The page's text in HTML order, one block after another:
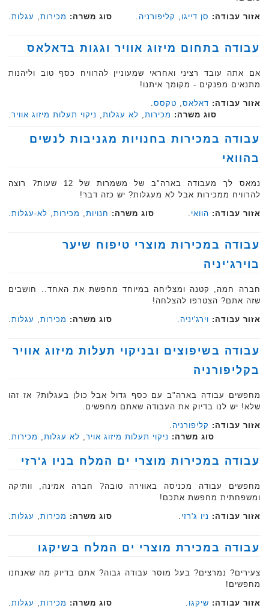
אזור עבודה: סן דייגו קליפורניה סוג משרה: מכירות, עגלות.
עבודה בתחום מיזוג אוויר וגגות בדאלאס
אם אתה עובד רציני ואחראי שמעוניין להרוויח כסף טוב וליהנות
מתנאים מפנקים - מקומך איתנו!
אזור עבודה: דאלאס טקסס
סוג משרה: מכירות, לא עגלות, ניקוי תעלות מיזוג אוויר.
עבודה במכירות בחנויות מגניבות לנשים
בהוואי
נמאס לך מעבודה בארה"ב של משמרות של 12 שעות? רוצה
להרוויח ממכירות אבל לא מעגלות? יש כזה דבר!
אזור עבודה: הוואי סוג משרה: חנויות, מכירות, לא-עגלות.‏‏
עבודה במכירות מוצרי טיפוח שיער
בוירג'יניה
חברה חמה, קטנה ומצליחה במיוחד מחפשת את האחד.. חושבים
שזה אתם? הצטרפו להצלחה!
אזור עבודה: וירג'יניה סוג משרה: מכירות, עגלות.‏‏
עבודה בשיפוצים ובניקוי תעלות מיזוג אוויר
בקליפורניה
מחפשים עבודה בארה"ב עם כסף גדול אבל כולן בעגלות? אז זהו
שלא! יש לנו בדיוק את העבודה שאתם מחפשים.
אזור עבודה: קליפורניה
סוג משרה: ניקוי תעלות מיזוג אויר, לא עגלות, מכירות.
עבודה במכירות מוצרי ים המלח בניו ג'רזי
מחפשים עבודה מכניסה באווירה טובה? חברה אמינה, וותיקה
ומשפחתית מחפשת אתכם!
אזור עבודה: ניו ג'רזי סוג משרה: מכירות, עגלות.
עבודה במכירת מוצרי ים המלח בשיקגו
צעירים? נמרצים? בעל מוסר עבודה גבוה? אתם בדיוק מה שאנחנו
מחפשים!
אזור עבודה: שיקגו סוג משרה: מכירות, עגלות.‏